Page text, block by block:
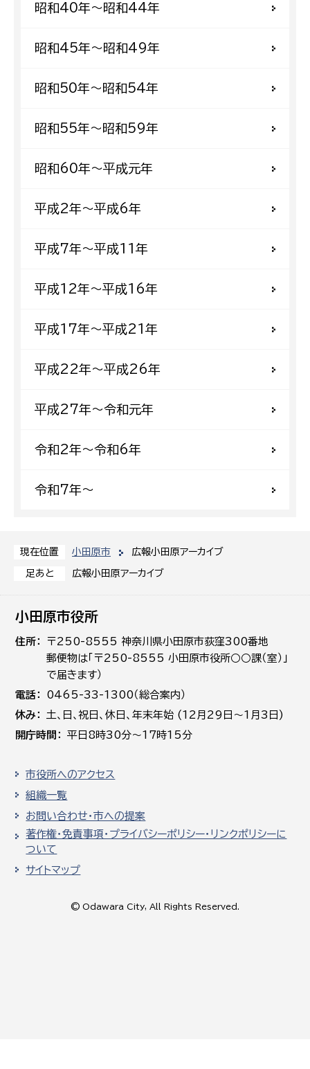
現在位置 小田原市 広報小田原アーカイブ
足あと 広報小田原アーカイブ
昭和40年〜昭和44年
昭和45年〜昭和49年
昭和50年〜昭和54年
昭和55年〜昭和59年
昭和60年〜平成元年
平成2年〜平成6年
平成7年〜平成11年
平成12年〜平成16年
平成17年〜平成21年
平成22年〜平成26年
平成27年〜令和元年
令和2年〜令和6年
令和7年〜
小田原市役所
住所
〒250-8555 神奈川県小田原市荻窪300番地
郵便物は「〒250-8555 小田原市役所○○課（室）」
で届きます）
電話
0465-33-1300（総合案内）
休み
土､日､祝日、休日、年末年始 (12月29日～1月3日)
開庁時間
平日8時30分～17時15分
市役所へのアクセス
組織一覧
お問い合わせ・市への提案
著作権・免責事項・プライバシーポリシー・リンクポリシーに
ついて
サイトマップ
© Odawara City, All Rights Reserved.